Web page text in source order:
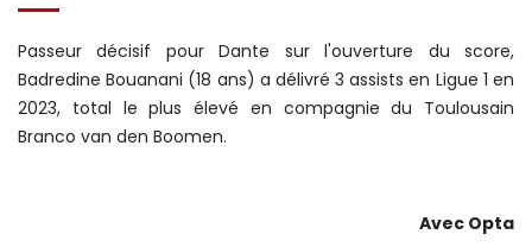
Passeur décisif pour Dante sur l'ouverture du score,
Badredine Bouanani (18 ans) a délivré 3 assists en Ligue 1 en
2023, total le plus élevé en compagnie du Toulousain
Branco van den Boomen.
Avec Opta